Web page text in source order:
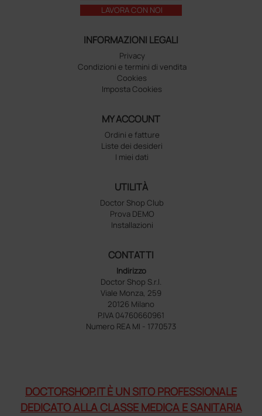
LAVORA CON NOI
INFORMAZIONI LEGALI
Privacy
Condizioni e termini di vendita
Cookies
Imposta Cookies
MY ACCOUNT
Ordini e fatture
Liste dei desideri
I miei dati
UTILITÀ
Doctor Shop Club
Prova DEMO
Installazioni
CONTATTI
Indirizzo
Doctor Shop S.r.l.
Viale Monza, 259
20126 Milano
P.IVA 04760660961
Numero REA MI - 1770573
DOCTORSHOP.IT È UN SITO PROFESSIONALE
DEDICATO ALLA CLASSE MEDICA E SANITARIA